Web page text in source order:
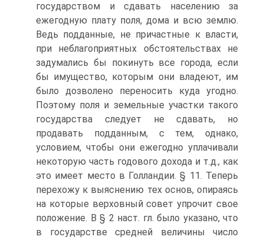
государством и сдавать населению за
ежегодную плату поля, дома и всю землю.
Ведь подданные, не причастные к власти,
при неблагоприятных обстоятельствах не
задумались бы покинуть все города, если
бы имущество, которым они владеют, им
было дозволено переносить куда угодно.
Поэтому поля и земельные участки такого
государства следует не сдавать, но
продавать подданным, с тем, однако,
условием, чтобы они ежегодно уплачивали
некоторую часть годового дохода и т.д., как
это имеет место в Голландии. § 11. Теперь
перехожу к выяснению тех основ, опираясь
на которые верховный совет упрочит свое
положение. В § 2 наст. гл. было указано, что
в государстве средней величины число